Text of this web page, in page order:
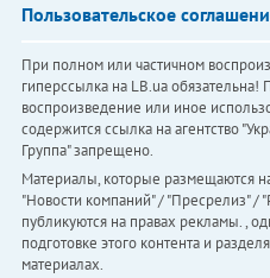
Пользовательское
При полном или частичном
гиперссылка на LB.ua обязательна!
воспроизведение или иное
содержится ссылка на агентство
Группа" запрещено.
Материалы, которые размещаются
"Новости компаний" / "Пресрелиз" /
публикуются на правах рекламы. ,
подготовке этого контента и
материалах.